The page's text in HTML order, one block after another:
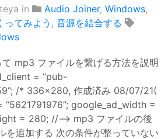
in Audio Joiner, Windows,
ってみよう , 音源を結合する
mp3 ファイルを繋げる方法を説明
= “pub-
/* 336x280, 作成済み 08/07/21(
google_ad_width =
= 280; //–> mp3 ファイルの後
を追加する 次の条件が整っていない